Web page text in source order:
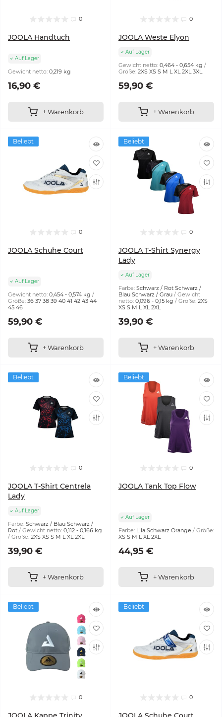
0
JOOLA Handtuch
Auf Lager
Gewicht netto: 0,219 kg
16,90 €
+ Warenkorb
0
JOOLA Weste Elyon
Auf Lager
Gewicht netto: 0,464 - 0,654 kg
Größe: 2XS XS S M L XL 2XL 3XL
59,90 €
+ Warenkorb
Beliebt
0
JOOLA Schuhe Court
Auf Lager
Gewicht netto: 0,454 - 0,574 kg
Größe: 36 37 38 39 40 41 42 43 44
45 46
59,90 €
+ Warenkorb
Beliebt
0
JOOLA T-Shirt Synergy
Lady
Auf Lager
Farbe: Schwarz / Rot Schwarz /
Blau Schwarz / Grau
Gewicht
netto: 0,096 - 0,15 kg Größe: 2XS
XS S M L XL 2XL
39,90 €
+ Warenkorb
Beliebt
0
JOOLA T-Shirt Centrela
Lady
Auf Lager
Farbe: Schwarz / Blau Schwarz /
Rot
Gewicht netto: 0,112 - 0,166 kg
Größe: 2XS XS S M L XL 2XL
39,90 €
+ Warenkorb
Beliebt
0
JOOLA Tank Top Flow
Auf Lager
Farbe: Lila Schwarz Orange
Größe:
XS S M L XL 2XL
44,95 €
+ Warenkorb
Beliebt
0
Beliebt
0